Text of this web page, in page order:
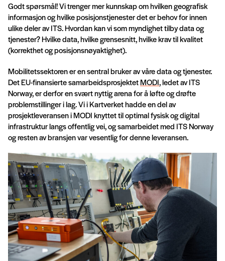
Godt spørsmål! Vi trenger mer kunnskap om hvilken geografisk
informasjon og hvilke posisjonstjenester det er behov for innen
ulike deler av ITS. Hvordan kan vi som myndighet tilby data og
tjenester? Hvilke data, hvilke grensesnitt, hvilke krav til kvalitet
(korrekthet og posisjonsnøyaktighet).
Mobilitetssektoren er en sentral bruker av våre data og tjenester.
Det EU-finansierte samarbeidsprosjektetMODI, ledet av ITS
Norway, er derfor en svært nyttig arena for å løfte og drøfte
problemstillinger i lag. Vi i Kartverket hadde en del av
prosjektleveransen i MODI knyttet til optimal fysisk og digital
infrastruktur langs offentlig vei, og samarbeidet med ITS Norway
og resten av bransjen var vesentlig for denne leveransen.